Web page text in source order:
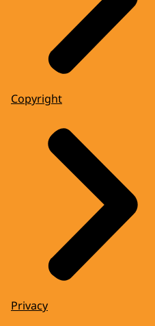
Copyright
Privacy